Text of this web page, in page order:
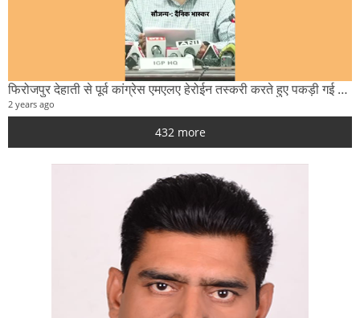
फिरोजपुर देहाती से पूर्व कांग्रेस एमएलए हेरोईन तस्करी करते हुए पकड़ी गई पुलिस मुलाजिम पर चढ़ाई गाड़ी
2 years ago
432 more